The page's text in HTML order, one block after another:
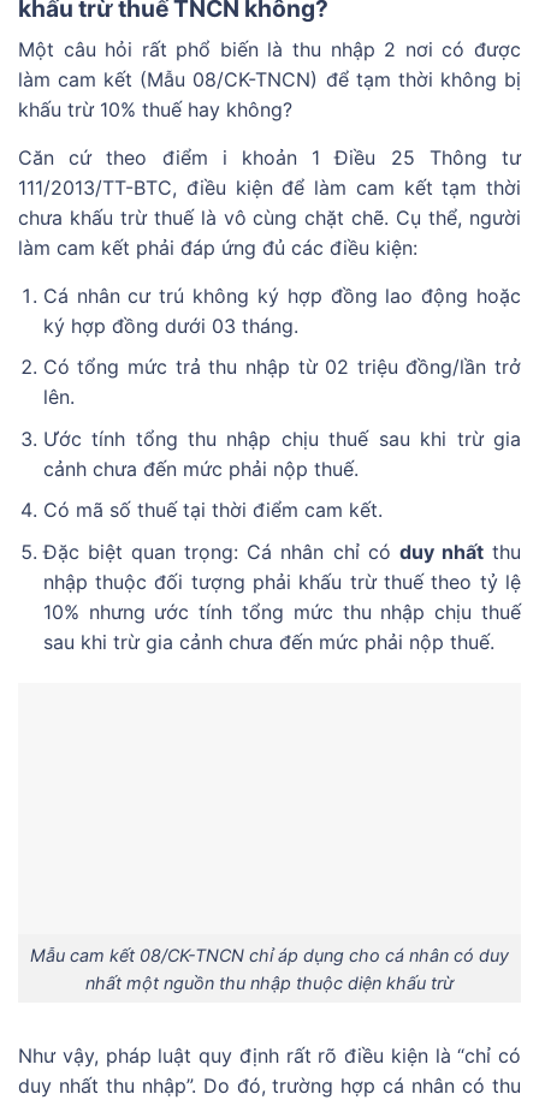
khấu trừ thuế TNCN không?
Một câu hỏi rất phổ biến là thu nhập 2 nơi có được
làm cam kết (Mẫu 08/CK-TNCN) để tạm thời không bị
khấu trừ 10% thuế hay không?
Căn cứ theo điểm i khoản 1 Điều 25 Thông tư
111/2013/TT-BTC, điều kiện để làm cam kết tạm thời
chưa khấu trừ thuế là vô cùng chặt chẽ. Cụ thể, người
làm cam kết phải đáp ứng đủ các điều kiện:
Cá nhân cư trú không ký hợp đồng lao động hoặc
ký hợp đồng dưới 03 tháng.
Có tổng mức trả thu nhập từ 02 triệu đồng/lần trở
lên.
Ước tính tổng thu nhập chịu thuế sau khi trừ gia
cảnh chưa đến mức phải nộp thuế.
Có mã số thuế tại thời điểm cam kết.
Đặc biệt quan trọng: Cá nhân chỉ có duy nhấtthu
nhập thuộc đối tượng phải khấu trừ thuế theo tỷ lệ
10% nhưng ước tính tổng mức thu nhập chịu thuế
sau khi trừ gia cảnh chưa đến mức phải nộp thuế.
Mẫu cam kết 08/CK-TNCN chỉ áp dụng cho cá nhân có duy
nhất một nguồn thu nhập thuộc diện khấu trừ
Như vậy, pháp luật quy định rất rõ điều kiện là “chỉ có
duy nhất thu nhập”. Do đó, trường hợp cá nhân có thu